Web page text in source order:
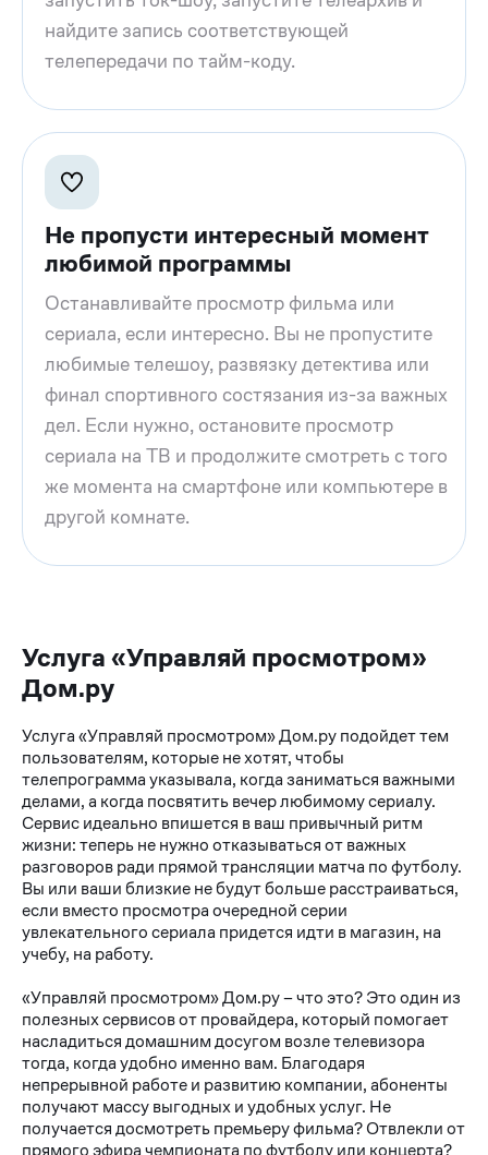
найдите запись соответствующей
телепередачи по тайм-коду.
Не пропусти интересный момент
любимой программы
Останавливайте просмотр фильма или
сериала, если интересно. Вы не пропустите
любимые телешоу, развязку детектива или
финал спортивного состязания из-за важных
дел. Если нужно, остановите просмотр
сериала на ТВ и продолжите смотреть с того
же момента на смартфоне или компьютере в
другой комнате.
Услуга «Управляй просмотром»
Дом.ру
Услуга «Управляй просмотром» Дом.ру подойдет тем
пользователям, которые не хотят, чтобы
телепрограмма указывала, когда заниматься важными
делами, а когда посвятить вечер любимому сериалу.
Сервис идеально впишется в ваш привычный ритм
жизни: теперь не нужно отказываться от важных
разговоров ради прямой трансляции матча по футболу.
Вы или ваши близкие не будут больше расстраиваться,
если вместо просмотра очередной серии
увлекательного сериала придется идти в магазин, на
учебу, на работу.
«Управляй просмотром» Дом.ру – что это? Это один из
полезных сервисов от провайдера, который помогает
насладиться домашним досугом возле телевизора
тогда, когда удобно именно вам. Благодаря
непрерывной работе и развитию компании, абоненты
получают массу выгодных и удобных услуг. Не
получается досмотреть премьеру фильма? Отвлекли от
прямого эфира чемпионата по футболу или концерта?